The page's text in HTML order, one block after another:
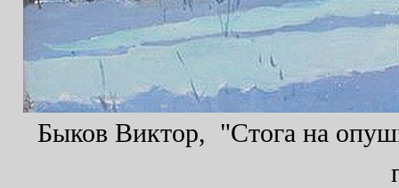
Быков Виктор, "Стога на